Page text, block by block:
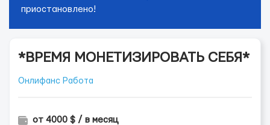
приостановлено!
*ВРЕМЯ МОНЕТИЗИРОВАТЬ СЕБЯ*
Онлифанс Работа
от 4000 $ / в месяц